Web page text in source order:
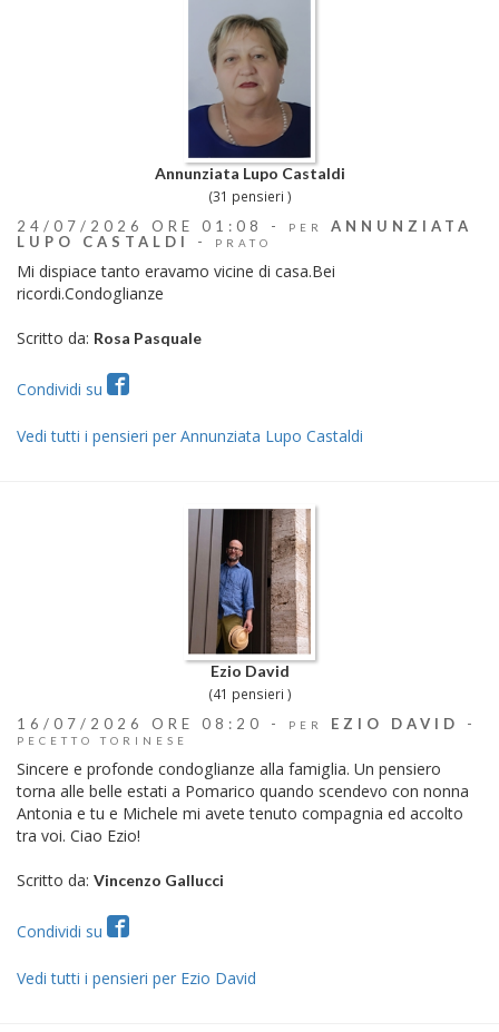
Annunziata Lupo Castaldi
(31 pensieri )
24/07/2026 ORE 01:08 - PER
ANNUNZIATA
LUPO CASTALDI
- PRATO
Mi dispiace tanto eravamo vicine di casa.Bei
ricordi.Condoglianze
Scritto da: Rosa Pasquale
Condividi su
Vedi tutti i pensieri per Annunziata Lupo Castaldi
Ezio David
(41 pensieri )
16/07/2026 ORE 08:20 - PER EZIO DAVID -
PECETTO TORINESE
Sincere e profonde condoglianze alla famiglia. Un pensiero
torna alle belle estati a Pomarico quando scendevo con nonna
Antonia e tu e Michele mi avete tenuto compagnia ed accolto
tra voi. Ciao Ezio!
Scritto da: Vincenzo Gallucci
Condividi su
Vedi tutti i pensieri per Ezio David